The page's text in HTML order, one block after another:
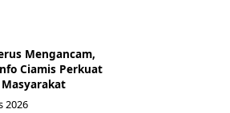
Mengancam,
Ciamis Perkuat
2026